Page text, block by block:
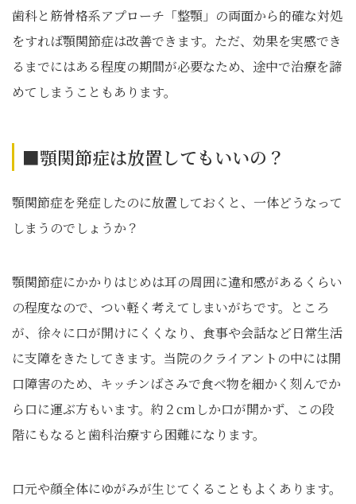
歯科と筋骨格系アプローチ「整顎」 の両面から的確な対処
をすれば顎関節症は改善できます。ただ、 効果を実感でき
るまでにはある程度の期間が必要なため、 途中で治療を諦
めてしまうこともあります。
■顎関節症は放置してもいいの？
顎関節症を発症したのに放置しておくと、一体どうなって
しまうのでしょうか？
顎関節症にかかりはじめは耳の周囲に違和感があるくらい
の程度なので、つい軽く考えてしまいがちです。ところ
が、徐々に口が開けにくくなり、食事や会話など日常生活
に支障をきたしてきます。当院のクライアントの中には開
口障害のため、キッチンばさみで食べ物を細かく刻んでか
ら口に運ぶ方もいます。約２cmしか口が開かず、この段
階にもなると歯科治療すら困難になります。
口元や顔全体にゆがみが生じてくることもよくあります。